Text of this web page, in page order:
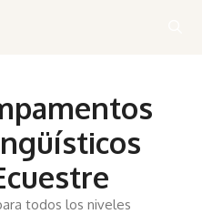
todos los niveles